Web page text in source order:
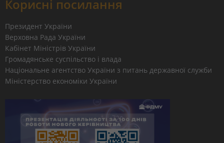
Корисні посилання
Президент України
Верховна Рада України
Кабінет Міністрів України
Громадянське суспільство і влада
Національне агентство України з питань державної служби
Міністерство економіки України